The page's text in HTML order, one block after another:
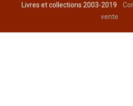
Livres et collections 2003-2019
vente